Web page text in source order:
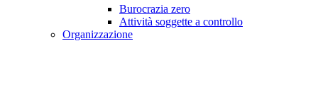
Burocrazia zero
Attività soggette a controllo
Organizzazione